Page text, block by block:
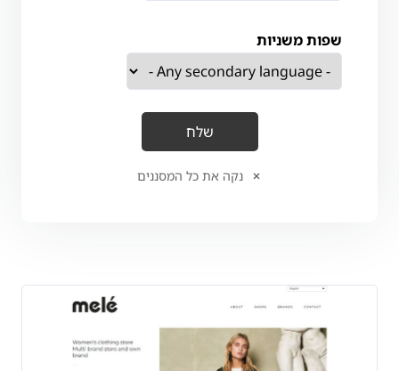
שפות משניות
נקה את כל המסננים